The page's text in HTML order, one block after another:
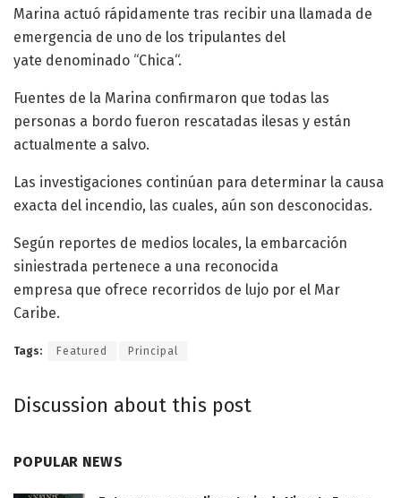
Marina actuó rápidamente tras recibir una llamada de
emergencia de uno de los tripulantes del
yate denominado “Chica“.
Fuentes de la Marina confirmaron que todas las
personas a bordo fueron rescatadas ilesas y están
actualmente a salvo.
Las investigaciones continúan para determinar la causa
exacta del incendio, las cuales, aún son desconocidas.
Según reportes de medios locales, la embarcación
siniestrada pertenece a una reconocida
empresa que ofrece recorridos de lujo por el Mar
Caribe.
Tags: Featured Principal
Discussion about this post
POPULAR NEWS